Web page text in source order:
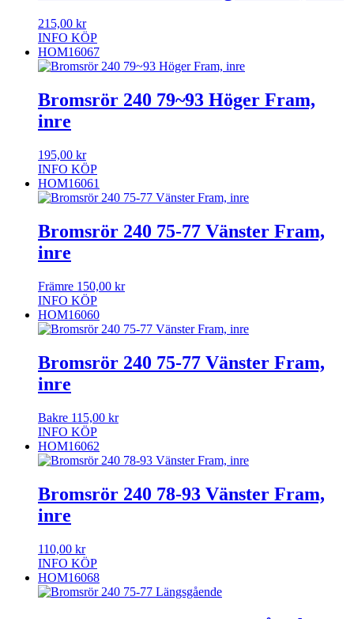
215,00 kr
INFO KÖP
HOM16067
Bromsrör 240 79~93 Höger Fram,
inre
195,00 kr
INFO KÖP
HOM16061
Bromsrör 240 75-77 Vänster Fram,
inre
Främre 150,00 kr
INFO KÖP
HOM16060
Bromsrör 240 75-77 Vänster Fram,
inre
Bakre 115,00 kr
INFO KÖP
HOM16062
Bromsrör 240 78-93 Vänster Fram,
inre
110,00 kr
INFO KÖP
HOM16068